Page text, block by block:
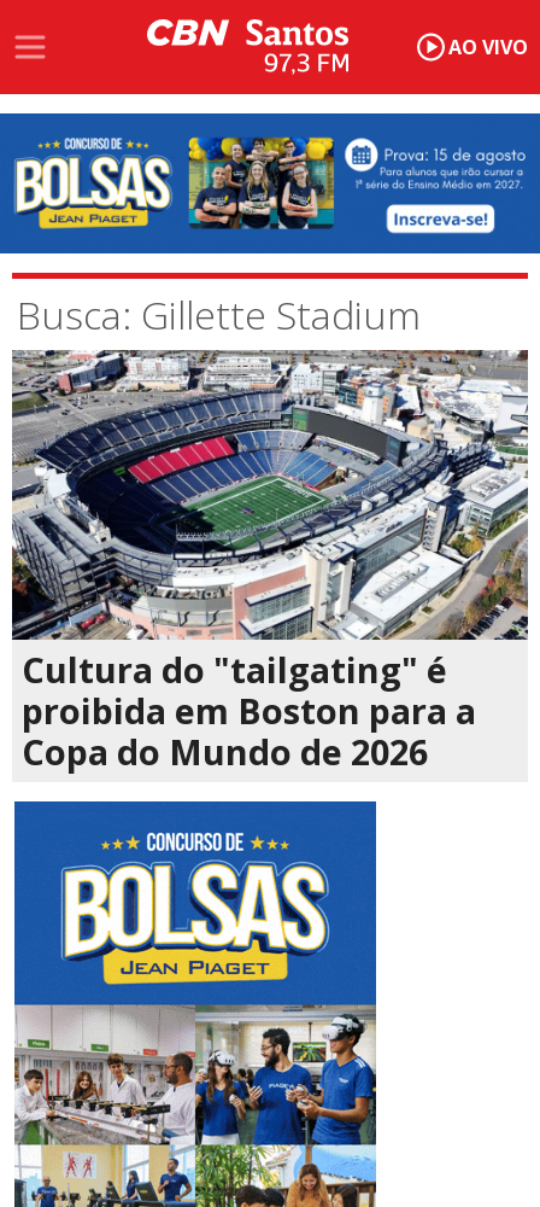
AO VIVO
Busca: Gillette Stadium
Cultura do "tailgating" é
proibida em Boston para a
Copa do Mundo de 2026